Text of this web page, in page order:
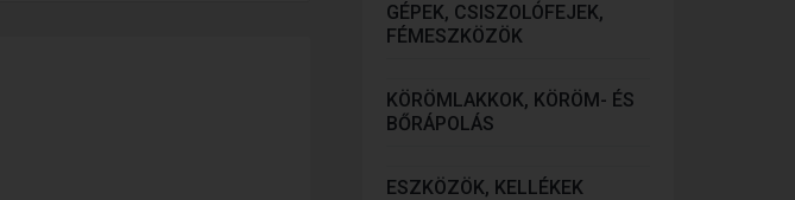
GÉPEK, CSISZOLÓFEJEK,
FÉMESZKÖZÖK
KÖRÖMLAKKOK, KÖRÖM- ÉS
BŐRÁPOLÁS
ESZKÖZÖK, KELLÉKEK